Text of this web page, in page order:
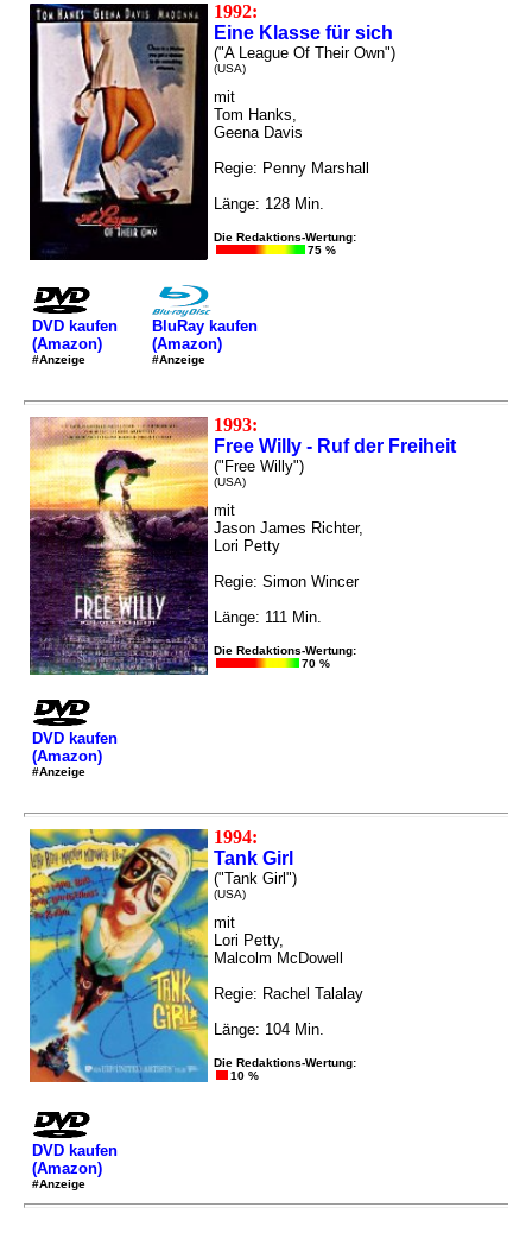
1992:
Eine Klasse für sich
("A League Of Their Own")
(USA)
mit
Tom Hanks,
Geena Davis
Regie: Penny Marshall
Länge: 128 Min.
Die Redaktions-Wertung:
75 %
DVD kaufen
(Amazon)
#Anzeige
BluRay kaufen
(Amazon)
#Anzeige
1993:
Free Willy - Ruf der Freiheit
("Free Willy")
(USA)
mit
Jason James Richter,
Lori Petty
Regie: Simon Wincer
Länge: 111 Min.
Die Redaktions-Wertung:
70 %
DVD kaufen
(Amazon)
#Anzeige
1994:
Tank Girl
("Tank Girl")
(USA)
mit
Lori Petty,
Malcolm McDowell
Regie: Rachel Talalay
Länge: 104 Min.
Die Redaktions-Wertung:
10 %
DVD kaufen
(Amazon)
#Anzeige